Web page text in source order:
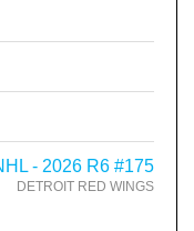
- 2026 R6 #175
DETROIT RED WINGS